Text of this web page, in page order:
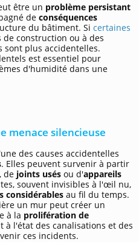
être un problème persistant
de conséquences
du bâtiment. Si certaines
construction ou à des
sont plus accidentelles.
est essentiel pour
d'humidité dans une
menace silencieuse
des causes accidentelles
. Elles peuvent survenir à partir
, de joints usés ou d'appareils
souvent invisibles à l'œil nu,
considérables au fil du temps.
un mur peut créer un
à la prolifération de
à l'état des canalisations et des
ces incidents.